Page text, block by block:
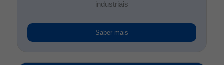
industriais
Saber mais